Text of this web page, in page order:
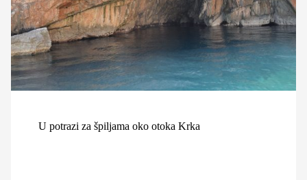
U potrazi za špiljama oko otoka Krka